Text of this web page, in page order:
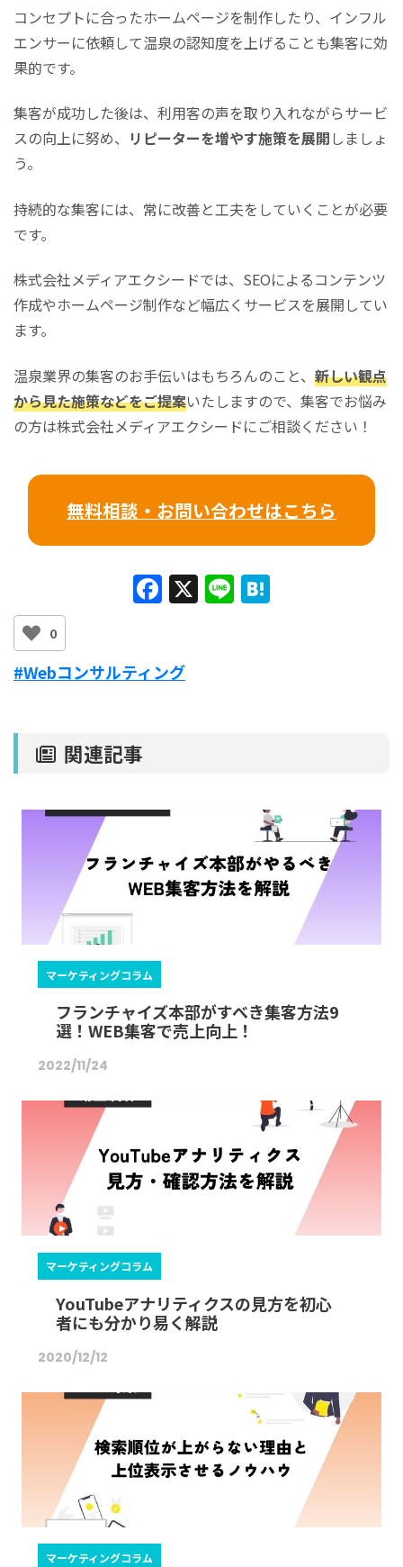
コンセプトに合ったホームページを制作したり、インフル
エンサーに依頼して温泉の認知度を上げることも集客に効
果的です。
集客が成功した後は、利用客の声を取り入れながらサービ
スの向上に努め、 リピーターを増やす施策を展開 しましょ
う。
持続的な集客には、常に改善と工夫をしていくことが必要
です。
株式会社メディアエクシードでは、SEOによるコンテンツ
作成やホームページ制作など幅広くサービスを展開してい
ます。
温泉業界の集客のお手伝いはもちろんのこと、 新しい観点
から見た施策などをご提案いたしますので、集客でお悩み
の方は株式会社メディアエクシードにご相談ください！
無料相談・お問い合わせはこちら
F
a
e
X Li
n
0
#Webコンサルティング
関連記事
マーケティングコラム
フランチャイズ本部がすべき集客方法9
選！WEB集客で売上向上！
2022/11/24
マーケティングコラム
YouTubeアナリティクスの見方を初心
者にも分かり易く解説
2020/12/12
マーケティングコラム